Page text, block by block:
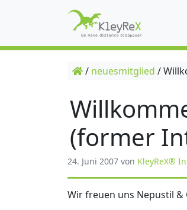
/ neuesmitglied /
(former
24. Juni 2007 von KleyReX®
Wir freuen uns Nepustil &